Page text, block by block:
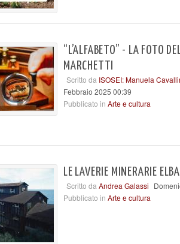
“L’ALFABETO” - LA FOTO
MARCHETTI
Scritto da ISOSEI: Manuela
Febbraio 2025 00:39
Pubblicato in Arte e cultura
LE LAVERIE MINERARIE
Scritto da Andrea Galassi
Pubblicato in Arte e cultura